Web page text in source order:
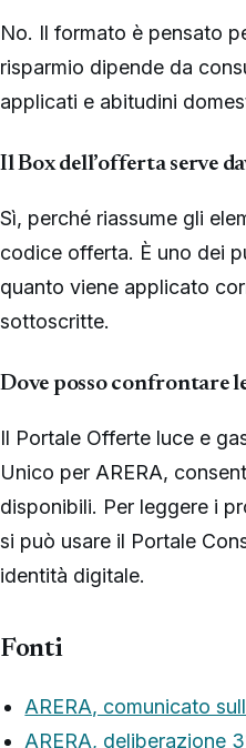
No. Il formato è pensato
risparmio dipende da
applicati e abitudini
Il Box dell’offerta serve
Sì, perché riassume gli
codice offerta. È uno dei
quanto viene applicato
sottoscritte.
Dove posso confrontare
Il Portale Offerte luce e
Unico per ARERA,
disponibili. Per leggere i
si può usare il Portale
identità digitale.
Fonti
ARERA, comunicato
ARERA, deliberazione